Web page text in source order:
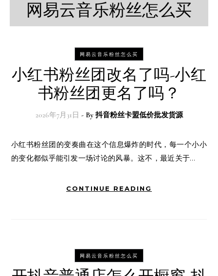
网易云音乐粉丝怎么买
网易云音乐粉丝怎么买
小红书粉丝团改名了吗-小红
书粉丝团更名了吗？
2026年7月31日 - By 抖音粉丝卡盟低价批发货源
小红书粉丝团的变奏曲在这个信息爆炸的时代，每一个小小
的变化都似乎能引发一场讨论的风暴。这不，最近关于…
CONTINUE READING
网易云音乐粉丝怎么买